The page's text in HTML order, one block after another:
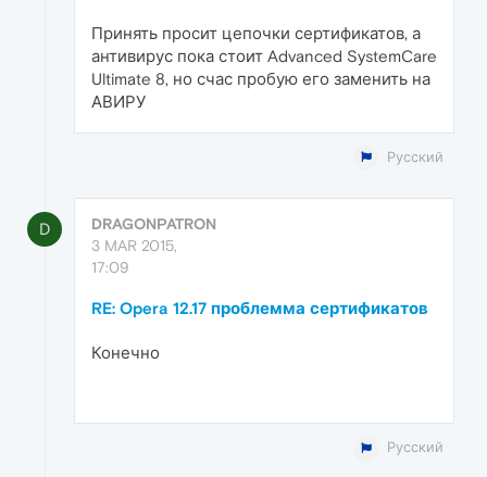
Принять просит цепочки сертификатов, а
антивирус пока стоит Advanced SystemCare
Ultimate 8, но счас пробую его заменить на
АВИРУ
Русский
D
DRAGONPATRON
3 MAR 2015,
17:09
RE: Opera 12.17 проблемма сертификатов
Конечно
Русский